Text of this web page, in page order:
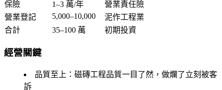
保險
1–3 萬/年
營業責任險
營業登記
5,000–10,000
泥作工程業
合計
35–100 萬 初期投資
經營關鍵
品質至上 ：磁磚工程品質一目了然，做爛了立刻被客
訴